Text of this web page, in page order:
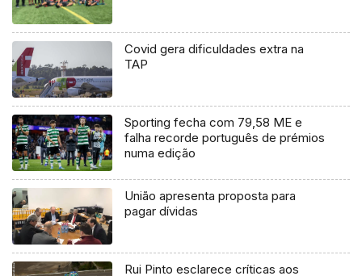
Covid gera dificuldades extra na
TAP
Sporting fecha com 79,58 ME e
falha recorde português de prémios
numa edição
União apresenta proposta para
pagar dívidas
Rui Pinto esclarece críticas aos